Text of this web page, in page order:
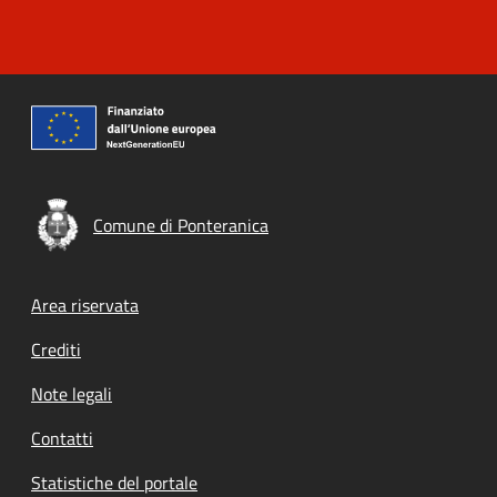
Comune di Ponteranica
Footer menu
Area riservata
Crediti
Note legali
Contatti
Statistiche del portale